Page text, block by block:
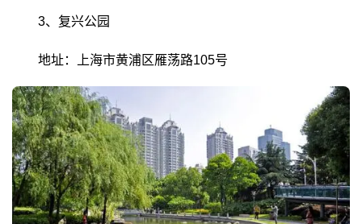
3、复兴公园
地址：上海市黄浦区雁荡路105号